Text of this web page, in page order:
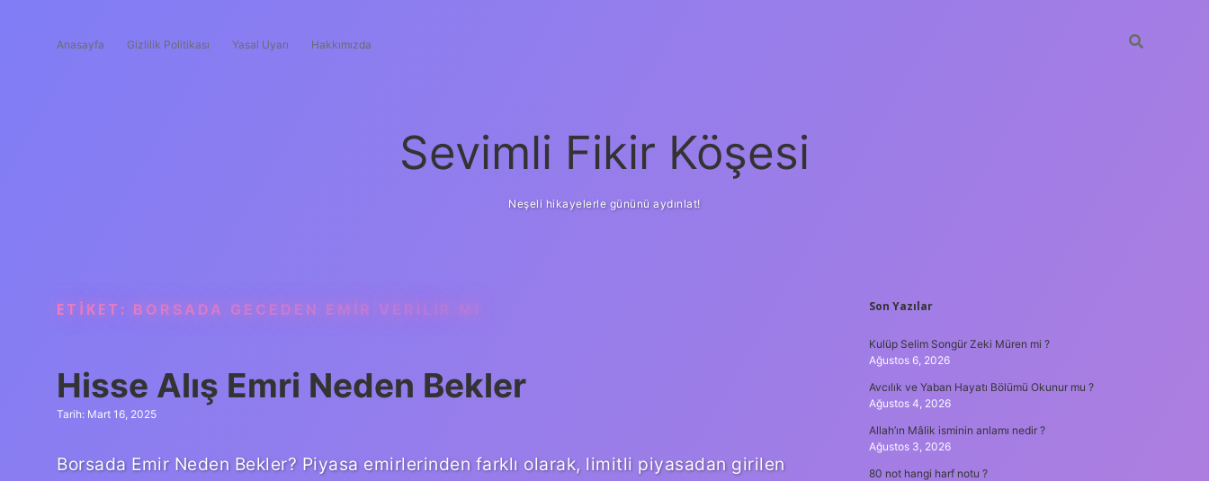
Anasayfa Gizlilik Politikası Yasal Uyarı Hakkımızda
Sevimli Fikir Köşesi
Neşeli hikayelerle gününü aydınlat!
ETIKET: BORSADA GECEDEN EMIR VERILIR MI
Hisse Alış Emri Neden Bekler
Tarih: Mart 16, 2025
Borsada Emir Neden Bekler? Piyasa emirlerinden farklı olarak, limitli piyasadan girilen
SIDEBAR
Son Yazılar
Kulüp Selim Songür Zeki Müren mi ?
Ağustos 6, 2026
Avcılık ve Yaban Hayatı Bölümü Okunur mu ?
Ağustos 4, 2026
Allah’ın Mâlik isminin anlamı nedir ?
Ağustos 3, 2026
80 not hangi harf notu ?